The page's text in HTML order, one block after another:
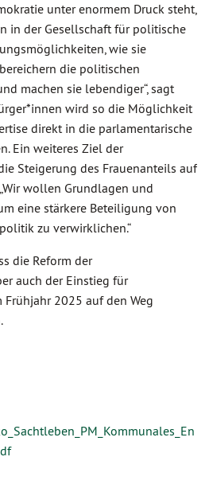
unter enormem Druck steht,
in der Gesellschaft für politische
wie sie
die politischen
machen sie lebendiger“, sagt
wird so die Möglichkeit
direkt in die parlamentarische
Ein weiteres Ziel der
Steigerung des Frauenanteils auf
wollen Grundlagen und
eine stärkere Beteiligung von
zu verwirklichen.“
die Reform der
auch der Einstieg für
2025 auf den Weg